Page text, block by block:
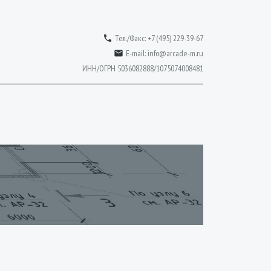
 Тел./Факс: +7 (495) 229-39-67
 E-mail: info@arcade-m.ru
ИНН/ОГРН 5036082888/1075074008481